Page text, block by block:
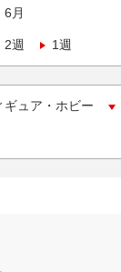
6月
2週 1週
ギュア・ホビー